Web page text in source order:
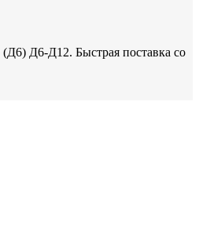
Д6-Д12. Быстрая поставка со